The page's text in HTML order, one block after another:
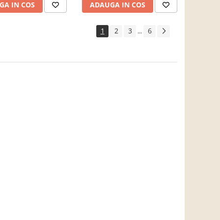
IN COS ADAUGA IN COS
1 2 3 ... 6